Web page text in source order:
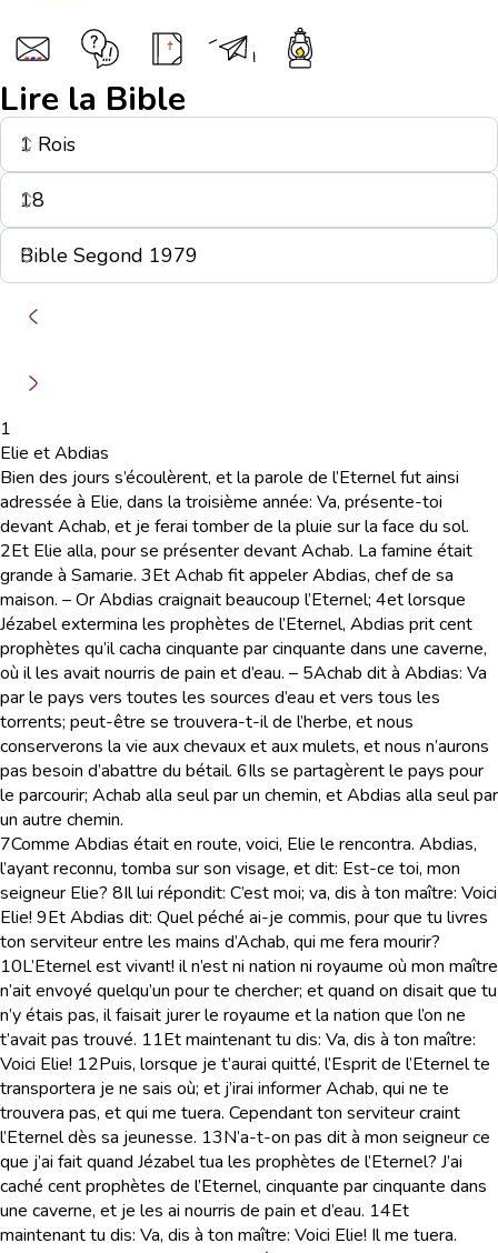
Lire la Bible
1
Elie et Abdias
Bien des jours s’écoulèrent, et la parole de l’Eternel fut ainsi
adressée à Elie, dans la troisième année: Va, présente-toi
devant Achab, et je ferai tomber de la pluie sur la face du sol.
2Et Elie alla, pour se présenter devant Achab. La famine était
grande à Samarie. 3Et Achab fit appeler Abdias, chef de sa
maison. – Or Abdias craignait beaucoup l’Eternel; 4et lorsque
Jézabel extermina les prophètes de l’Eternel, Abdias prit cent
prophètes qu’il cacha cinquante par cinquante dans une caverne,
où il les avait nourris de pain et d’eau. – 5Achab dit à Abdias: Va
par le pays vers toutes les sources d’eau et vers tous les
torrents; peut-être se trouvera-t-il de l’herbe, et nous
conserverons la vie aux chevaux et aux mulets, et nous n’aurons
pas besoin d’abattre du bétail. 6Ils se partagèrent le pays pour
le parcourir; Achab alla seul par un chemin, et Abdias alla seul par
un autre chemin.
7Comme Abdias était en route, voici, Elie le rencontra. Abdias,
l’ayant reconnu, tomba sur son visage, et dit: Est-ce toi, mon
seigneur Elie? 8Il lui répondit: C’est moi; va, dis à ton maître: Voici
Elie! 9Et Abdias dit: Quel péché ai-je commis, pour que tu livres
ton serviteur entre les mains d’Achab, qui me fera mourir?
10L’Eternel est vivant! il n’est ni nation ni royaume où mon maître
n’ait envoyé quelqu’un pour te chercher; et quand on disait que tu
n’y étais pas, il faisait jurer le royaume et la nation que l’on ne
t’avait pas trouvé. 11Et maintenant tu dis: Va, dis à ton maître:
Voici Elie! 12Puis, lorsque je t’aurai quitté, l’Esprit de l’Eternel te
transportera je ne sais où; et j’irai informer Achab, qui ne te
trouvera pas, et qui me tuera. Cependant ton serviteur craint
l’Eternel dès sa jeunesse. 13N’a-t-on pas dit à mon seigneur ce
que j’ai fait quand Jézabel tua les prophètes de l’Eternel? J’ai
caché cent prophètes de l’Eternel, cinquante par cinquante dans
une caverne, et je les ai nourris de pain et d’eau. 14Et
maintenant tu dis: Va, dis à ton maître: Voici Elie! Il me tuera.